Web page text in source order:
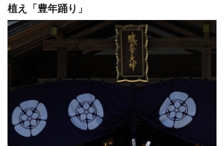
植え「豊年踊り」